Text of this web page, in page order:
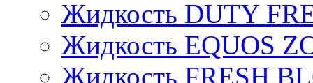
Жидкость DUTY
Жидкость EQUOS
Жидкость FRESH